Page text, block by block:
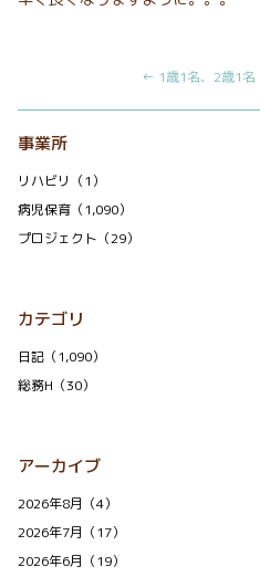
← 1歳1名、2歳1名
事業所
リハビリ（1）
病児保育（1,090）
プロジェクト（29）
カテゴリ
日記（1,090）
総務H（30）
アーカイブ
2026年8月（4）
2026年7月（17）
2026年6月（19）